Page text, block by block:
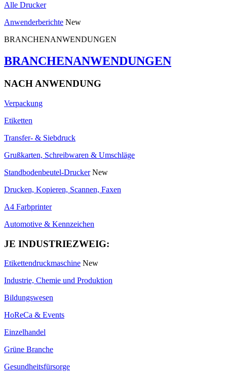
Alle Drucker
Anwenderberichte New
BRANCHENANWENDUNGEN
BRANCHENANWENDUNGEN
NACH ANWENDUNG
Verpackung
Etiketten
Transfer- & Siebdruck
Grußkarten, Schreibwaren & Umschläge
Standbodenbeutel-Drucker New
Drucken, Kopieren, Scannen, Faxen
A4 Farbprinter
Automotive & Kennzeichen
JE INDUSTRIEZWEIG:
Etikettendruckmaschine New
Industrie, Chemie und Produktion
Bildungswesen
HoReCa & Events
Einzelhandel
Grüne Branche
Gesundheitsfürsorge